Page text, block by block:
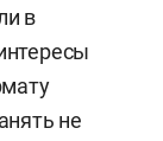
в
не